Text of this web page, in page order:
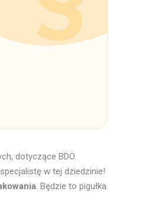
dotyczące BDO.
w tej dziedzinie!
. Będzie to pigułka